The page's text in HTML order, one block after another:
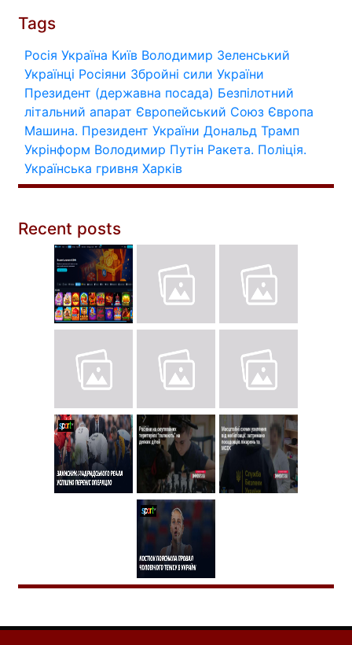
Tags
Росія Україна Київ Володимир Зеленський
Українці Росіяни Збройні сили України
Президент (державна посада) Безпілотний
літальний апарат Європейський Союз Європа
Машина. Президент України Дональд Трамп
Укрінформ Володимир Путін Ракета. Поліція.
Українська гривня Харків
Recent posts